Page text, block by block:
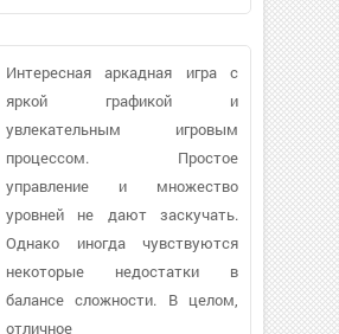
Интересная аркадная игра с
яркой графикой и
увлекательным игровым
процессом. Простое
управление и множество
уровней не дают заскучать.
Однако иногда чувствуются
некоторые недостатки в
балансе сложности. В целом,
отличное